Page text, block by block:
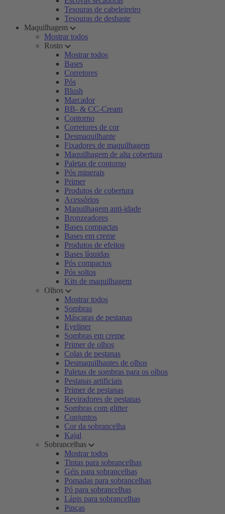
Tesouras de cabeleireiro
Tesouras de desbaste
Maquilhagem
Mostrar todos
Rosto
Mostrar todos
Bases
Corretores
Pós
Blush
Marcador
BB- & CC-Cream
Contorno
Corretores de cor
Desmaquilhante
Fixadores de maquilhagem
Maquilhagem de alta cobertura
Paletas de contorno
Pós minerais
Primer
Produtos de cobertura
Acessórios
Maquilhagem anti-idade
Bronzeadores
Bases compactas
Bases em creme
Produtos de efeitos
Bases líquidas
Pós compactos
Pós soltos
Kits de maquilhagem
Olhos
Mostrar todos
Sombras
Máscaras de pestanas
Eyeliner
Sombras em creme
Primer de olhos
Colas de pestanas
Desmaquilhantes de olhos
Paletas de sombras para os olhos
Pestanas artificiais
Primer de pestanas
Reviradores de pestanas
Sombras com glitter
Conjuntos
Cor da sobrancelha
Kajal
Sobrancelhas
Mostrar todos
Tintas para sobrancelhas
Géis para sobrancelhas
Pomadas para sobrancelhas
Pó para sobrancelhas
Lápis para sobrancelhas
Pinças